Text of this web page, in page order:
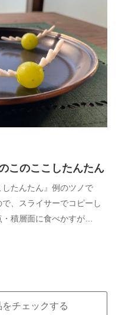
このここしたんたん
たんたん』例のツノで
、スライサーでコピーし
積層面に食べかすが…
チェックする